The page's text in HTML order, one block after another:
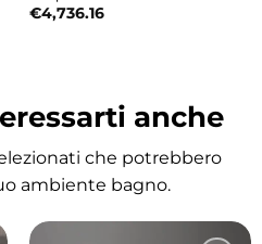
6 mm (trasparente)
€4,736.16
anche
che potrebbero
ambiente bagno.